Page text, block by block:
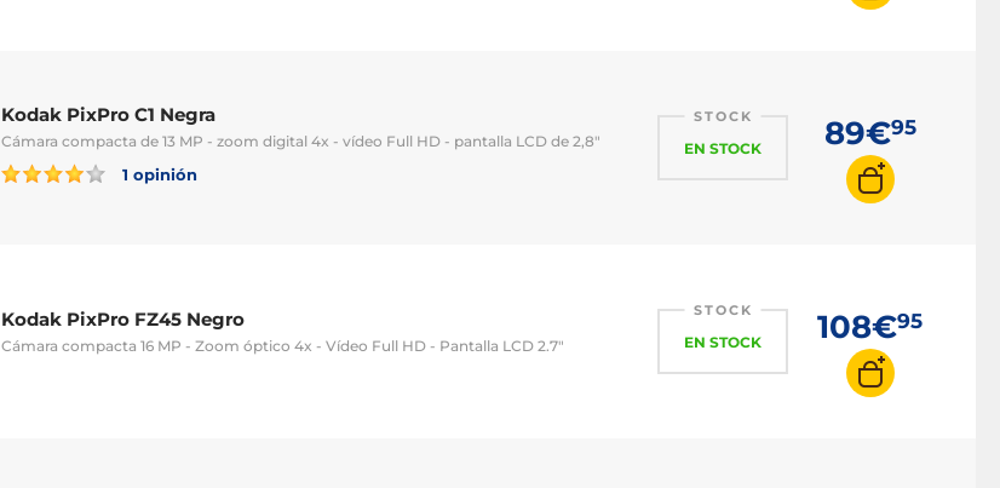
Kodak PixPro C1 Negra
Cámara compacta de 13 MP - zoom digital 4x - vídeo Full HD - pantalla LCD de 2,8"
1 opinión
STOCK
EN STOCK 89€95
Kodak PixPro FZ45 Negro
Cámara compacta 16 MP - Zoom óptico 4x - Vídeo Full HD - Pantalla LCD 2.7"
STOCK
EN STOCK 108€95